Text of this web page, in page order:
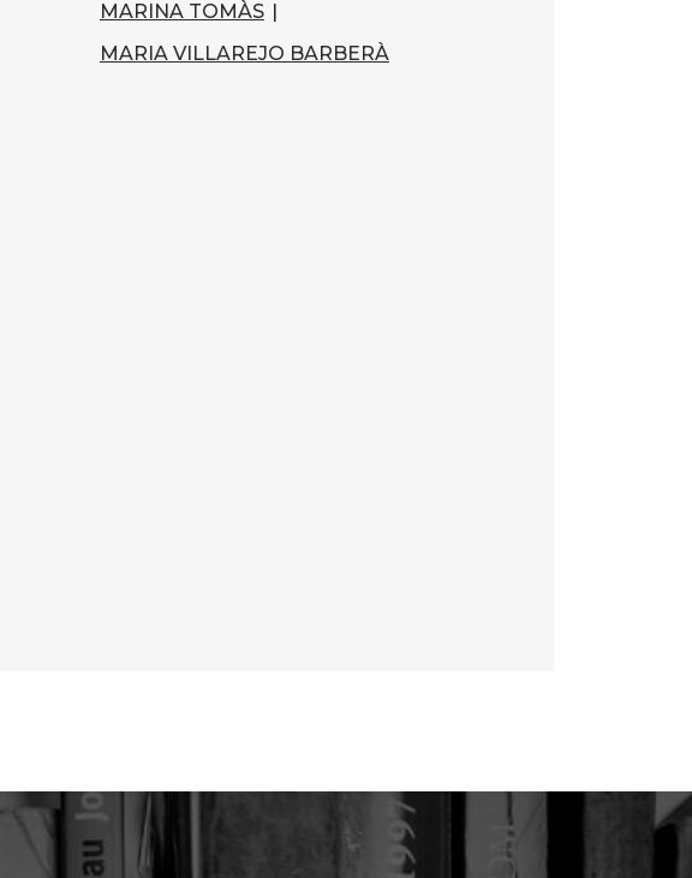
MARINA TOMÀS |
MARIA VILLAREJO BARBERÀ